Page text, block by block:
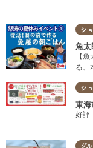
シ
魚太
【
る、
シ
東海
好評
グル